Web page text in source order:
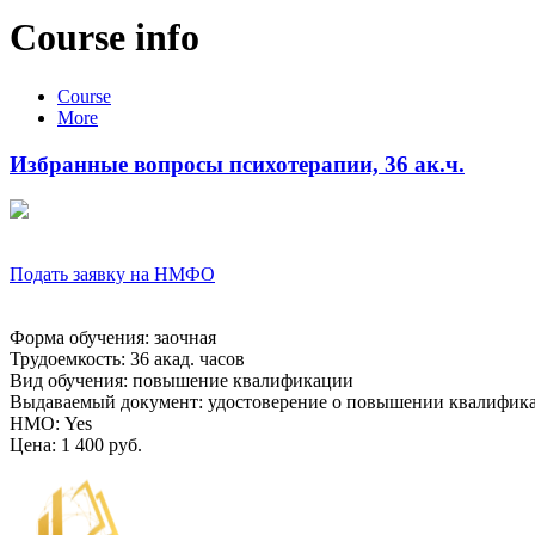
Course info
Course
More
Избранные вопросы психотерапии, 36 ак.ч.
Подать заявку на НМФО
Форма обучения: заочная
Трудоемкость: 36 акад. часов
Вид обучения: повышение квалификации
Выдаваемый документ: удостоверение о повышении
НМО: Yes
Цена: 1 400 руб.